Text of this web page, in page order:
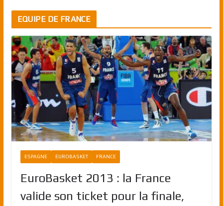
EQUIPE DE FRANCE
ESPAGNE EUROBASKET FRANCE
EuroBasket 2013 : la France
valide son ticket pour la finale,